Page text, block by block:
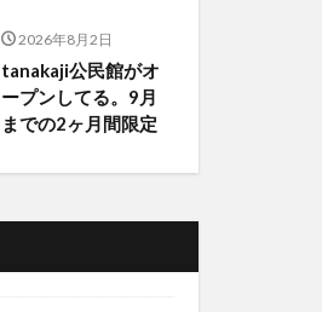
2026年8月2日
tanakaji公民館がオ
ープンしてる。9月
までの2ヶ月間限定